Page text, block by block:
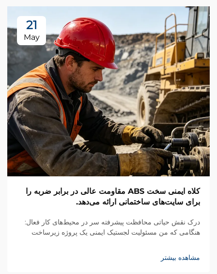
21
May
کلاه ایمنی سخت ABS مقاومت عالی در برابر ضربه را
برای سایت‌های ساختمانی ارائه می‌دهد.
درک نقش حیاتی محافظت پیشرفته سر در محیط‌های کار فعال:
هنگامی که من مسئولیت لجستیک ایمنی یک پروژه زیرساخت
داشتم، تیم اجرایی ما با یک چالش غیرمنتظره ایمنی مواجه شد...
مشاهده بیشتر